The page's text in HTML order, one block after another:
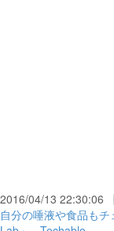
2016/04/13 22:30:06
自分の唾液や食品も